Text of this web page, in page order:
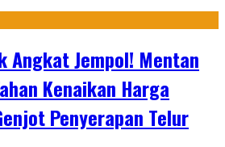
Angkat Jempol! Mentan
Kenaikan Harga
Penyerapan Telur